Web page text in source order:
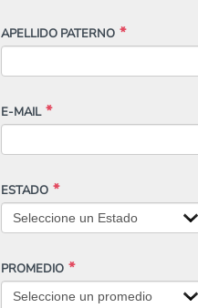
APELLIDO PATERNO
E-MAIL
ESTADO
PROMEDIO